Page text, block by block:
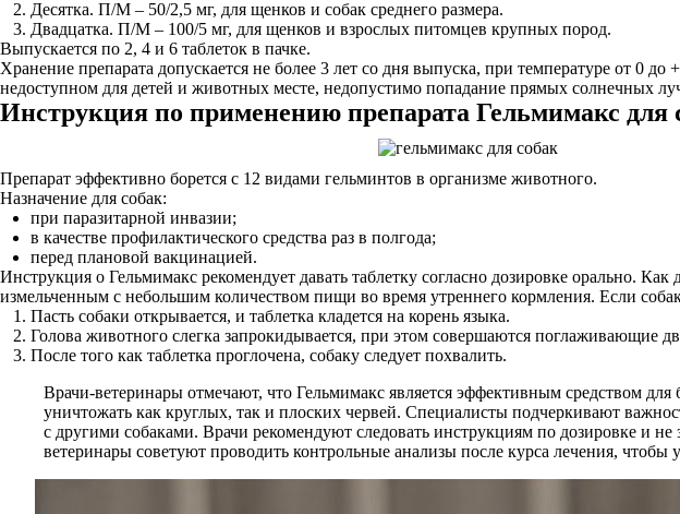
Десятка. П/М – 50/2,5 мг, для щенков и собак среднего размера.
Двадцатка. П/М – 100/5 мг, для щенков и взрослых питомцев крупных пород.
Выпускается по 2, 4 и 6 таблеток в пачке.
Хранение препарата допускается не более 3 лет со дня выпуска, при температуре от 0
недоступном для детей и животных месте, недопустимо попадание прямых солнечных
Инструкция по применению препарата Гельмимакс для
Препарат эффективно борется с 12 видами гельминтов в организме животного.
Назначение для собак:
при паразитарной инвазии;
в качестве профилактического средства раз в полгода;
перед плановой вакцинацией.
Инструкция о Гельмимакс рекомендует давать таблетку согласно дозировке орально.
измельченным с небольшим количеством пищи во время утреннего кормления. Если
Пасть собаки открывается, и таблетка кладется на корень языка.
Голова животного слегка запрокидывается, при этом совершаются поглаживающие
После того как таблетка проглочена, собаку следует похвалить.
Врачи-ветеринары отмечают, что Гельмимакс является эффективным средством
уничтожать как круглых, так и плоских червей. Специалисты подчеркивают
с другими собаками. Врачи рекомендуют следовать инструкциям по дозировке и
ветеринары советуют проводить контрольные анализы после курса лечения,